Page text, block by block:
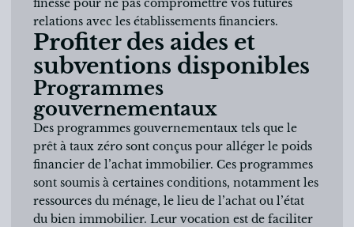
finesse pour ne pas compromettre vos futures
relations avec les établissements financiers.
Profiter des aides et
subventions disponibles
Programmes
gouvernementaux
Des programmes gouvernementaux tels que le
prêt à taux zéro sont conçus pour alléger le poids
financier de l’achat immobilier. Ces programmes
sont soumis à certaines conditions, notamment les
ressources du ménage, le lieu de l’achat ou l’état
du bien immobilier. Leur vocation est de faciliter